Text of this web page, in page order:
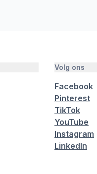
Volg ons
Facebook
Pinterest
TikTok
YouTube
Instagram
LinkedIn